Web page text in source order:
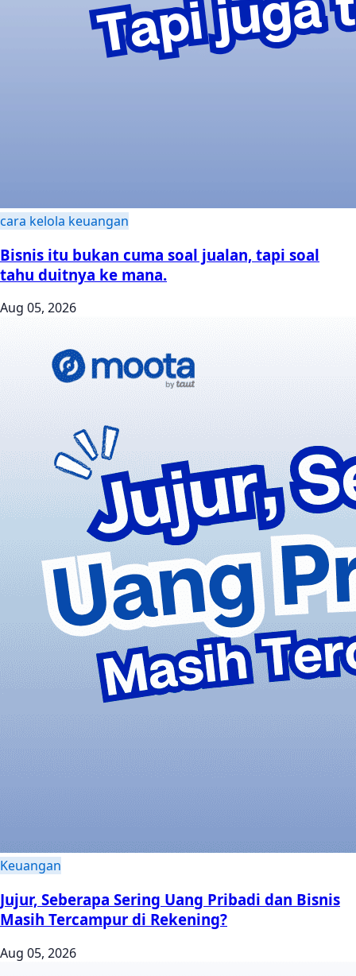
cara kelola keuangan
Bisnis itu bukan cuma soal jualan, tapi soal
tahu duitnya ke mana.
Aug 05, 2026
Keuangan
Jujur, Seberapa Sering Uang Pribadi dan Bisnis
Masih Tercampur di Rekening?
Aug 05, 2026